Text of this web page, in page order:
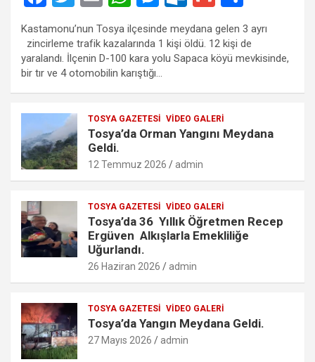
ce
b
o
o
k
wi
tt
er
ail at
s
A
p
p
es
se
n
g
er
ut
lo
o
k.
c
o
m
m
ail
h
ar
e
Kastamonu’nun Tosya ilçesinde meydana gelen 3 ayrı
zincirleme trafik kazalarında 1 kişi öldü. 12 kişi de
yaralandı. İlçenin D-100 kara yolu Sapaca köyü mevkisinde,
bir tır ve 4 otomobilin karıştığı…
TOSYA GAZETESI VIDEO GALERI
Tosya’da Orman Yangını Meydana
Geldi.
12 Temmuz 2026 admin
TOSYA GAZETESI VIDEO GALERI
Tosya’da 36 Yıllık Öğretmen Recep
Ergüven Alkışlarla Emekliliğe
Uğurlandı.
26 Haziran 2026 admin
TOSYA GAZETESI VIDEO GALERI
Tosya’da Yangın Meydana Geldi.
27 Mayıs 2026 admin